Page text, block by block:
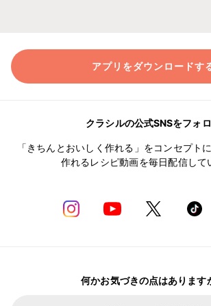
アプリをダウンロードす
クラシルの公式SNSをフォ
「きちんとおいしく作れる」をコンセプト
作れるレシピ動画を毎日配信して
何かお気づきの点はあります